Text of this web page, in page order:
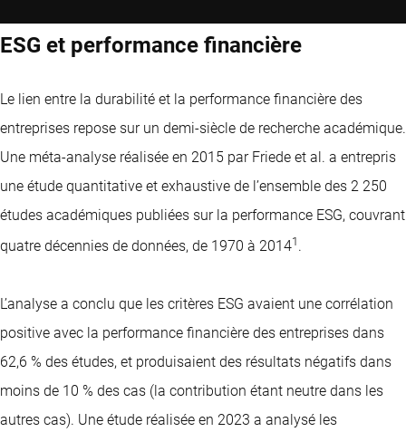
ESG et performance financière
Le lien entre la durabilité et la performance financière des
entreprises repose sur un demi-siècle de recherche académique.
Une méta-analyse réalisée en 2015 par Friede et al. a entrepris
une étude quantitative et exhaustive de l’ensemble des 2 250
études académiques publiées sur la performance ESG, couvrant
quatre décennies de données, de 1970 à 20141 .
L’analyse a conclu que les critères ESG avaient une corrélation
positive avec la performance financière des entreprises dans
62,6 % des études, et produisaient des résultats négatifs dans
moins de 10 % des cas (la contribution étant neutre dans les
autres cas). Une étude réalisée en 2023 a analysé les